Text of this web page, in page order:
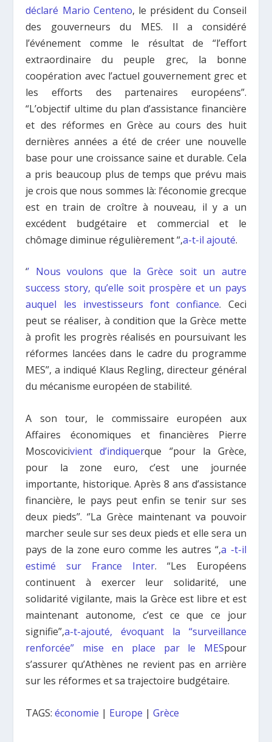
déclaré Mario Centeno, le président du Conseil
des gouverneurs du MES. Il a considéré
l’événement comme le résultat de “l’effort
extraordinaire du peuple grec, la bonne
coopération avec l’actuel gouvernement grec et
les efforts des partenaires européens”.
“L’objectif ultime du plan d’assistance financière
et des réformes en Grèce au cours des huit
dernières années a été de créer une nouvelle
base pour une croissance saine et durable. Cela
a pris beaucoup plus de temps que prévu mais
je crois que nous sommes là: l’économie grecque
est en train de croître à nouveau, il y a un
excédent budgétaire et commercial et le
chômage diminue régulièrement “,a-t-il ajouté.
‘’ Nous voulons que la Grèce soit un autre
success story, qu’elle soit prospère et un pays
auquel les investisseurs font confiance. Ceci
peut se réaliser, à condition que la Grèce mette
à profit les progrès réalisés en poursuivant les
réformes lancées dans le cadre du programme
MES’’, a indiqué Klaus Regling, directeur général
du mécanisme européen de stabilité.
A son tour, le commissaire européen aux
Affaires économiques et financières Pierre
Moscovicivient d’indiquerque ‘’pour la Grèce,
pour la zone euro, c’est une journée
importante, historique. Après 8 ans d’assistance
financière, le pays peut enfin se tenir sur ses
deux pieds’’. ‘’La Grèce maintenant va pouvoir
marcher seule sur ses deux pieds et elle sera un
pays de la zone euro comme les autres “,a -t-il
estimé sur France Inter. “Les Européens
continuent à exercer leur solidarité, une
solidarité vigilante, mais la Grèce est libre et est
maintenant autonome, c’est ce que ce jour
signifie”,a-t-ajouté, évoquant la “surveillance
renforcée” mise en place par le MESpour
s’assurer qu’Athènes ne revient pas en arrière
sur les réformes et sa trajectoire budgétaire.
TAGS:économie | Europe |Grèce